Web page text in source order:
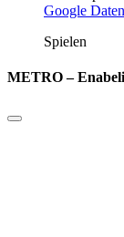
Google
Spielen
METRO –